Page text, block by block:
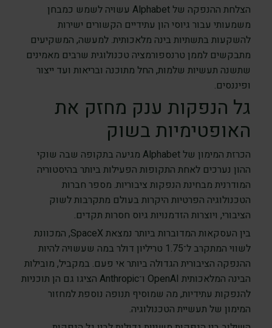
הצלחת ההנפקה של Alphabet עשויה לשמש כמבחן
משמעותי עבור גיוסי הון עתידיים הקשורים ישירות
להשקעות בתשתיות בינה מלאכותית. למעשה, המשקיעים
מתבקשים לממן טרנספורמציה טכנולוגית שרבים מאמינים
שתשנה תעשיות שלמות, החל מתוכנה ובריאות ועד ייצור
ופיננסים.
גל הנפקות ענק מחזק את
האופטימיות בשוק
הכרזת המימון של Alphabet מגיעה בתקופה שבה שוקי
ההון נערכים לאחת התקופות הפעילות ביותר בהיסטוריה
המודרנית מבחינת הנפקות ציבוריות. מספר חברות
הטכנולוגיה הפרטיות היקרות בעולם מתקרבות לשוק
הציבורי, ויוצרות הזדמנויות גיוס חסרות תקדים.
בין העסקאות המדוברות ביותר נמצאת SpaceX, המכוונת
לשווי המתקרב ל־1.75 טריליון דולר במה שעשויה להיות
ההנפקה הציבורית הגדולה ביותר אי פעם. במקביל, מובילות
הבינה המלאכותית OpenAI ו־Anthropic הציגו גם הן תוכניות
להנפקות עתידיות, מה שמוסיף תנופה נוספת למחזור
המימון של תעשיית הטכנולוגיה.